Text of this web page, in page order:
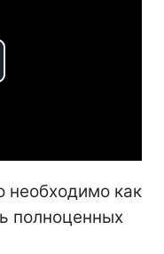
необходимо как
полноценных